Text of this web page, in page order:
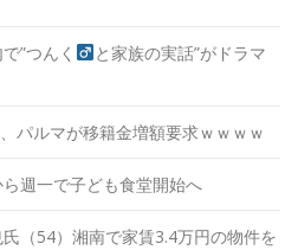
”つんく
と家族の実話”がドラマ
パルマが移籍金増額要求ｗｗｗｗ
週一で子ども食堂開始へ
（54）湘南で家賃3.4万円の物件を